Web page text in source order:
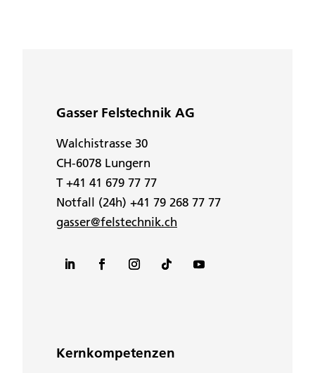
Gasser Felstechnik AG
Walchistrasse 30
CH-6078 Lungern
T +41 41 679 77 77
Notfall (24h) +41 79 268 77 77
gasser@felstechnik.ch
Kernkompetenzen